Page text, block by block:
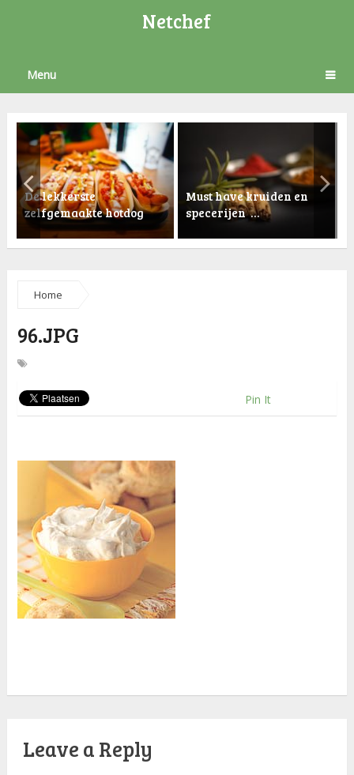
Netchef
Menu
De lekkerste
zelfgemaakte hotdog
Must have kruiden en
specerijen …
Home
96.JPG
Pin It
Leave a Reply